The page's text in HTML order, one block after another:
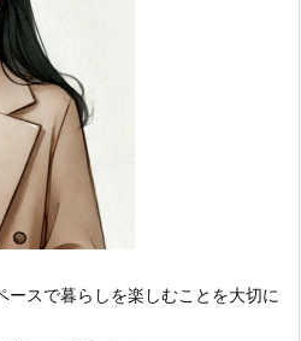
ースで暮らしを楽しむことを大切に